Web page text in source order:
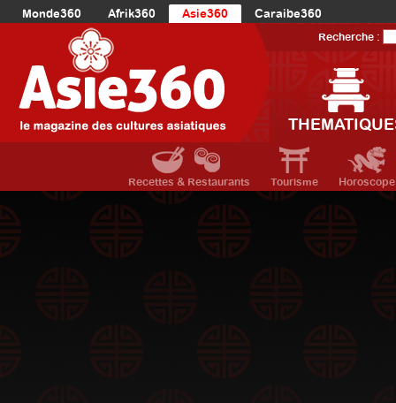
Monde360 Afrik360 Asie360
Caraibe360
Europe360
AmériqueDuNord360
Océanie360
Recherche :
Recettes & Restaurants Tourisme Horoscope